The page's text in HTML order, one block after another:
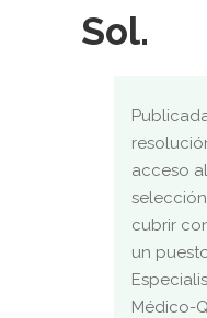
Sol.
acceso
cubrir
un
Médico-